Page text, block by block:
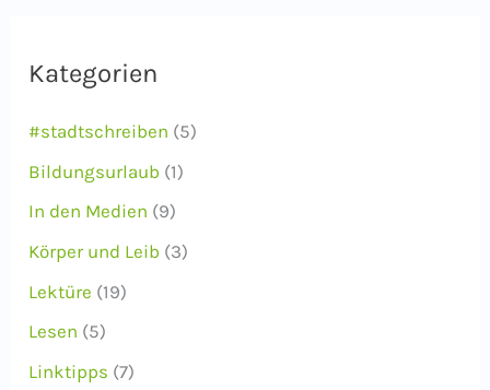
iKategorien
#stadtschreiben (5)
Bildungsurlaub (1)
In den Medien (9)
Körper und Leib (3)
Lektüre (19)
Lesen (5)
Linktipps (7)